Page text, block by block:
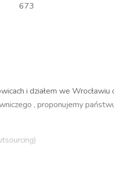
673
i działem we Wrocławiu
, proponujemy